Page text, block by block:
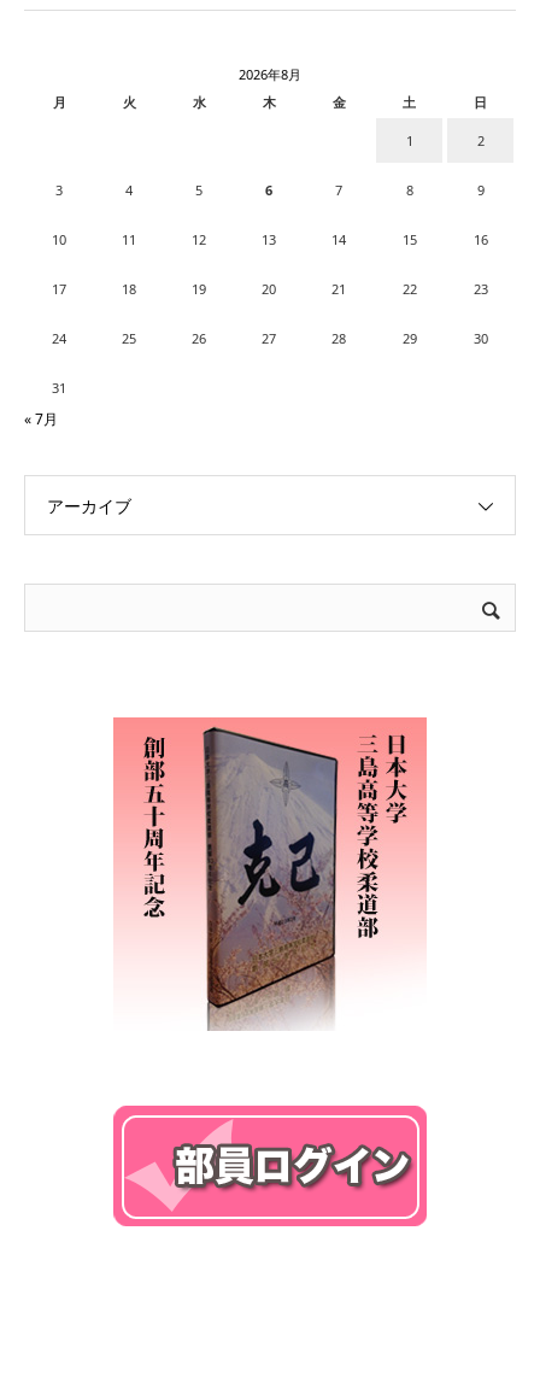
2026年8月
月
火 水 木 金 土 日
1 2
3 4 5 6 7 8 9
10 11 12 13 14 15 16
17 18 19 20 21 22 23
24 25 26 27 28 29 30
31
« 7月
アーカイブ